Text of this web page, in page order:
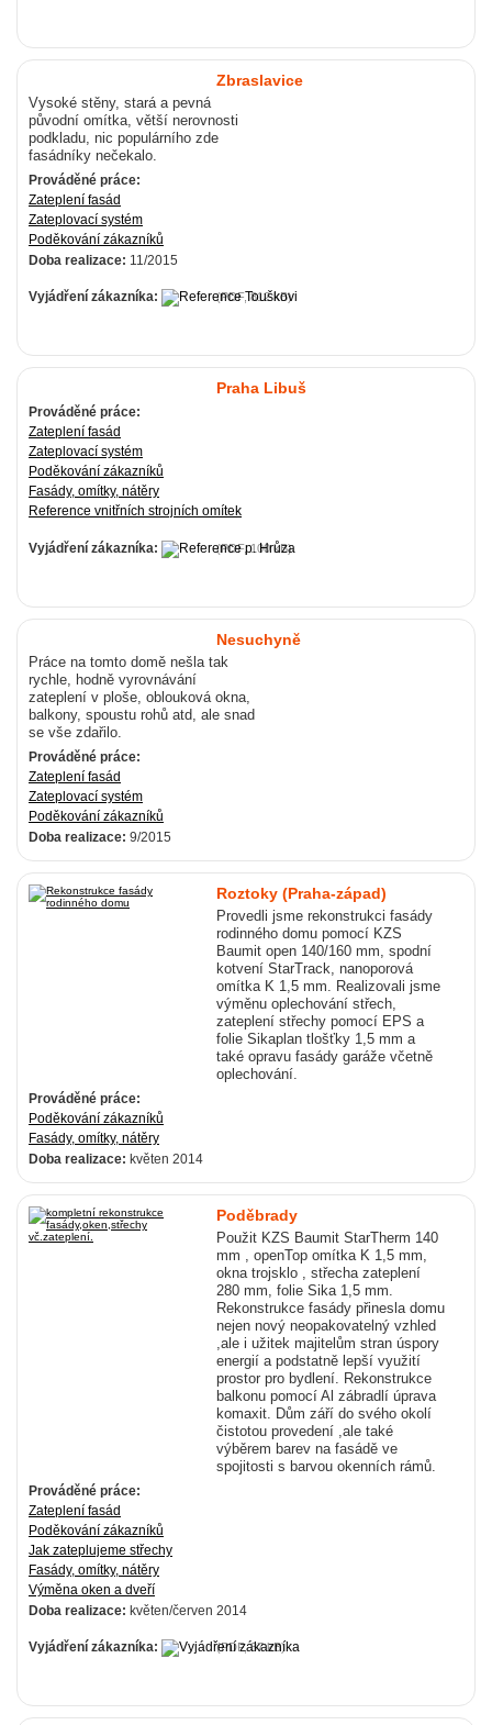
Zbraslavice
Vysoké stěny, stará a pevná
původní omítka, větší nerovnosti
podkladu, nic populárního zde
fasádníky nečekalo.
Prováděné práce:
Zateplení fasád
Zateplovací systém
Poděkování zákazníků
Doba realizace: 11/2015
Vyjádření zákazníka: (PDF, 812 kB)
Praha Libuš
Prováděné práce:
Zateplení fasád
Zateplovací systém
Poděkování zákazníků
Fasády, omítky, nátěry
Reference vnitřních strojních omítek
Vyjádření zákazníka: (PDF, 100 kB)
Nesuchyně
Práce na tomto domě nešla tak
rychle, hodně vyrovnávání
zateplení v ploše, oblouková okna,
balkony, spoustu rohů atd, ale snad
se vše zdařilo.
Prováděné práce:
Zateplení fasád
Zateplovací systém
Poděkování zákazníků
Doba realizace: 9/2015
Roztoky (Praha-západ)
Provedli jsme rekonstrukci fasády
rodinného domu pomocí KZS
Baumit open 140/160 mm, spodní
kotvení StarTrack, nanoporová
omítka K 1,5 mm. Realizovali jsme
výměnu oplechování střech,
zateplení střechy pomocí EPS a
folie Sikaplan tlošťky 1,5 mm a
také opravu fasády garáže včetně
oplechování.
Prováděné práce:
Poděkování zákazníků
Fasády, omítky, nátěry
Doba realizace: květen 2014
Poděbrady
Použit KZS Baumit StarTherm 140
mm , openTop omítka K 1,5 mm,
okna trojsklo , střecha zateplení
280 mm, folie Sika 1,5 mm.
Rekonstrukce fasády přinesla domu
nejen nový neopakovatelný vzhled
,ale i užitek majitelům stran úspory
energií a podstatně lepší využití
prostor pro bydlení. Rekonstrukce
balkonu pomocí Al zábradlí úprava
komaxit. Dům září do svého okolí
čistotou provedení ,ale také
výběrem barev na fasádě ve
spojitosti s barvou okenních rámů.
Prováděné práce:
Zateplení fasád
Poděkování zákazníků
Jak zateplujeme střechy
Fasády, omítky, nátěry
Výměna oken a dveří
Doba realizace: květen/červen 2014
Vyjádření zákazníka: (PDF, 37 kB)